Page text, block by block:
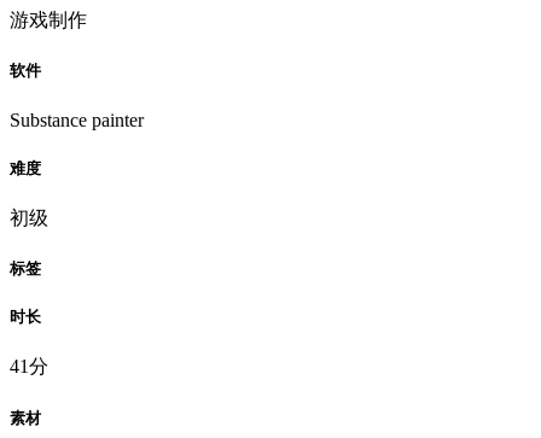
游戏制作
软件
Substance painter
难度
初级
标签
时长
41分
素材